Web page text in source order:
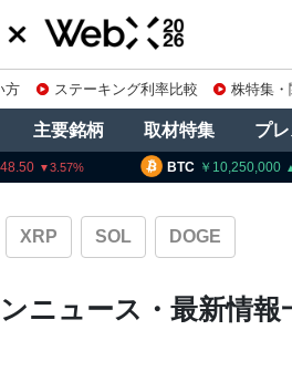
方 ステーキング利率比較 株特集・
主要銘柄 取材特集 プ
BTC 10,250,000 0.91
3.57
XRP SOL DOGE
ニュース・最新情報